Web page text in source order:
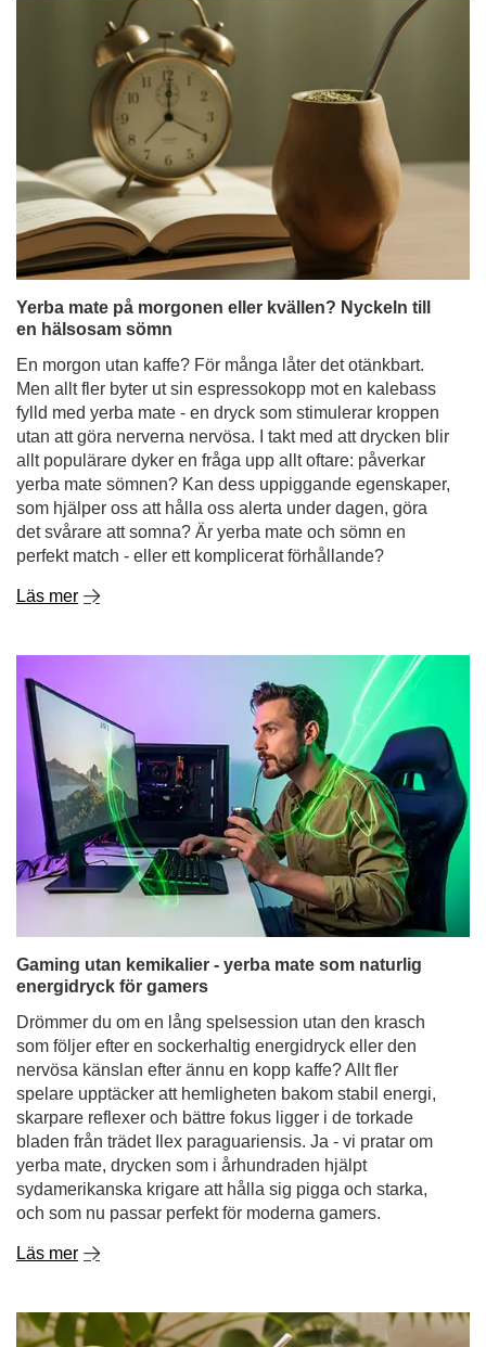
Yerba mate på morgonen eller kvällen? Nyckeln till
en hälsosam sömn
En morgon utan kaffe? För många låter det otänkbart.
Men allt fler byter ut sin espressokopp mot en kalebass
fylld med yerba mate - en dryck som stimulerar kroppen
utan att göra nerverna nervösa. I takt med att drycken blir
allt populärare dyker en fråga upp allt oftare: påverkar
yerba mate sömnen? Kan dess uppiggande egenskaper,
som hjälper oss att hålla oss alerta under dagen, göra
det svårare att somna? Är yerba mate och sömn en
perfekt match - eller ett komplicerat förhållande?
Läs mer
Gaming utan kemikalier - yerba mate som naturlig
energidryck för gamers
Drömmer du om en lång spelsession utan den krasch
som följer efter en sockerhaltig energidryck eller den
nervösa känslan efter ännu en kopp kaffe? Allt fler
spelare upptäcker att hemligheten bakom stabil energi,
skarpare reflexer och bättre fokus ligger i de torkade
bladen från trädet Ilex paraguariensis. Ja - vi pratar om
yerba mate, drycken som i århundraden hjälpt
sydamerikanska krigare att hålla sig pigga och starka,
och som nu passar perfekt för moderna gamers.
Läs mer